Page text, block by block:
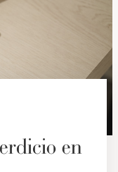
en